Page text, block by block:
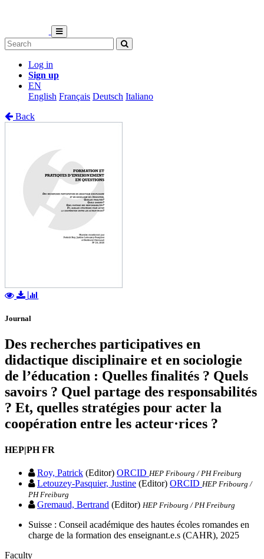
Log in
Sign up
EN
English Français Deutsch Italiano
Back
Journal
Des recherches participatives en
didactique disciplinaire et en sociologie
de l’éducation : Quelles finalités ? Quels
savoirs ? Quel partage des responsabilités
? Et, quelles stratégies pour acter la
coopération entre les acteur·rices ?
HEP|PH FR
Roy, Patrick (Editor) ORCID HEP Fribourg / PH Freiburg
Letouzey-Pasquier, Justine (Editor) ORCID HEP Fribourg /
PH Freiburg
Gremaud, Bertrand (Editor) HEP Fribourg / PH Freiburg
Suisse : Conseil académique des hautes écoles romandes en
charge de la formation des enseignant.e.s (CAHR), 2025
Faculty